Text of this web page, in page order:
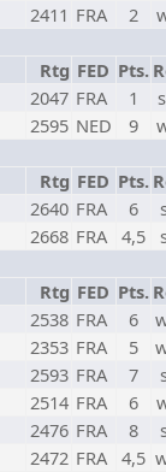
2411 FRA 2
Rtg FED Pts.
2047 FRA 1
2595 NED 9
Rtg FED Pts.
2640 FRA 6
2668 FRA 4,5
Rtg FED Pts.
2538 FRA 6
2353 FRA 5
2593 FRA 7
2514 FRA 6
2476 FRA 8
2472 FRA 4,5